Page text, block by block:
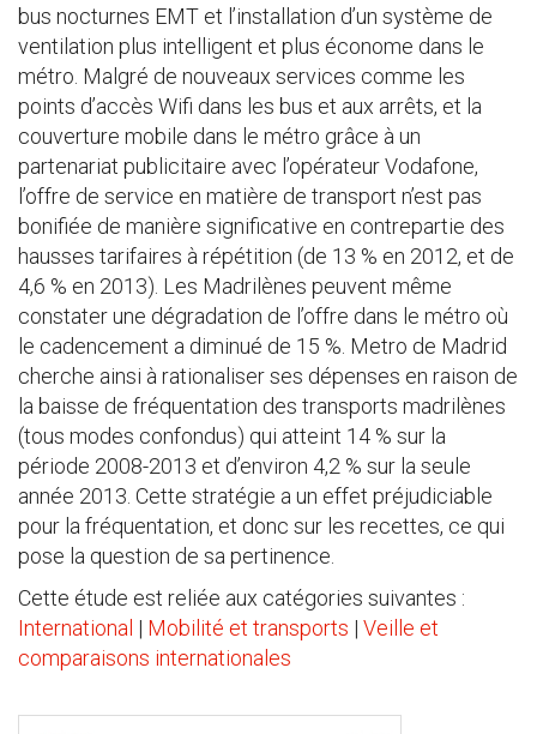
bus nocturnes EMT et l’installation d’un système de
ventilation plus intelligent et plus économe dans le
métro. Malgré de nouveaux services comme les
points d’accès Wifi dans les bus et aux arrêts, et la
couverture mobile dans le métro grâce à un
partenariat publicitaire avec l’opérateur Vodafone,
l’offre de service en matière de transport n’est pas
bonifiée de manière significative en contrepartie des
hausses tarifaires à répétition (de 13 % en 2012, et de
4,6 % en 2013). Les Madrilènes peuvent même
constater une dégradation de l’offre dans le métro où
le cadencement a diminué de 15 %. Metro de Madrid
cherche ainsi à rationaliser ses dépenses en raison de
la baisse de fréquentation des transports madrilènes
(tous modes confondus) qui atteint 14 % sur la
période 2008-2013 et d’environ 4,2 % sur la seule
année 2013. Cette stratégie a un effet préjudiciable
pour la fréquentation, et donc sur les recettes, ce qui
pose la question de sa pertinence.
Cette étude est reliée aux catégories suivantes :
International | Mobilité et transports | Veille et
comparaisons internationales